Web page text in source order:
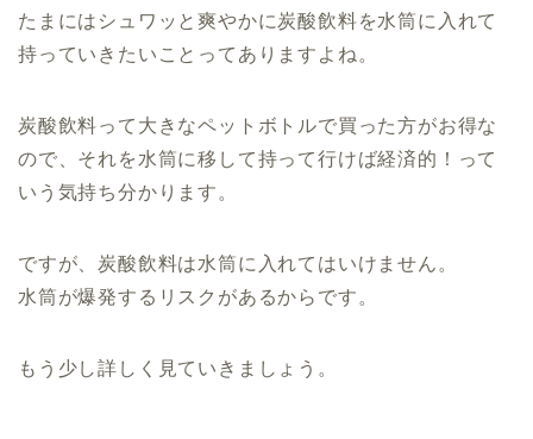
たまにはシュワッと爽やかに炭酸飲料を水筒に入れて
持っていきたいことってありますよね。
炭酸飲料って大きなペットボトルで買った方がお得な
ので、それを水筒に移して持って行けば経済的！って
いう気持ち分かります。
ですが、炭酸飲料は水筒に入れてはいけません。
水筒が爆発するリスクがあるからです。
もう少し詳しく見ていきましょう。